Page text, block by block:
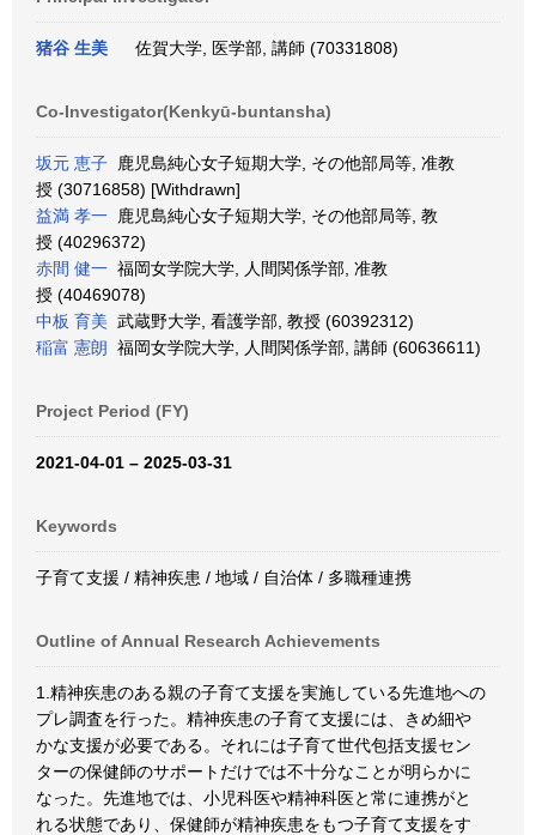
猪谷 生美 佐賀大学, 医学部, 講師 (70331808)
Co-Investigator(Kenkyū-buntansha)
坂元 恵子 鹿児島純心女子短期大学, その他部局等, 准教
授 (30716858) [Withdrawn]
益満 孝一 鹿児島純心女子短期大学, その他部局等, 教
授 (40296372)
赤間 健一 福岡女学院大学, 人間関係学部, 准教
授 (40469078)
中板 育美 武蔵野大学, 看護学部, 教授 (60392312)
稲富 憲朗 福岡女学院大学, 人間関係学部, 講師 (60636611)
Project Period (FY)
2021-04-01 – 2025-03-31
Keywords
子育て支援 / 精神疾患 / 地域 / 自治体 / 多職種連携
Outline of Annual Research Achievements
1.精神疾患のある親の子育て支援を実施している先進地への
プレ調査を行った。精神疾患の子育て支援には、きめ細や
かな支援が必要である。それには子育て世代包括支援セン
ターの保健師のサポートだけでは不十分なことが明らかに
なった。先進地では、小児科医や精神科医と常に連携がと
れる状態であり、保健師が精神疾患をもつ子育て支援をす